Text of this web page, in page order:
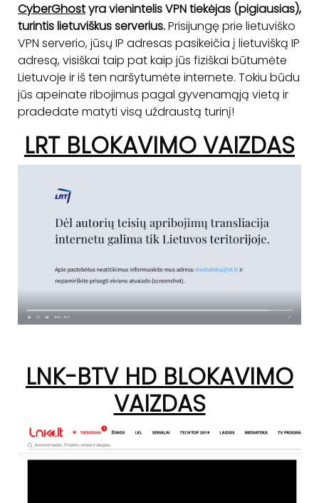
CyberGhostyra vienintelis VPN tiekėjas (pigiausias),
turintis lietuviškus serverius.Prisijungę prie lietuviško
VPN serverio, jūsų IP adresas pasikeičia į lietuvišką IP
adresą, visiškai taip pat kaip jūs fiziškai būtumėte
Lietuvoje ir iš ten naršytumėte internete. Tokiu būdu
jūs apeinate ribojimus pagal gyvenamąją vietą ir
pradedate matyti visą uždraustą turinį!
LRT BLOKAVIMO VAIZDAS
LNK-BTV HD BLOKAVIMO
VAIZDAS